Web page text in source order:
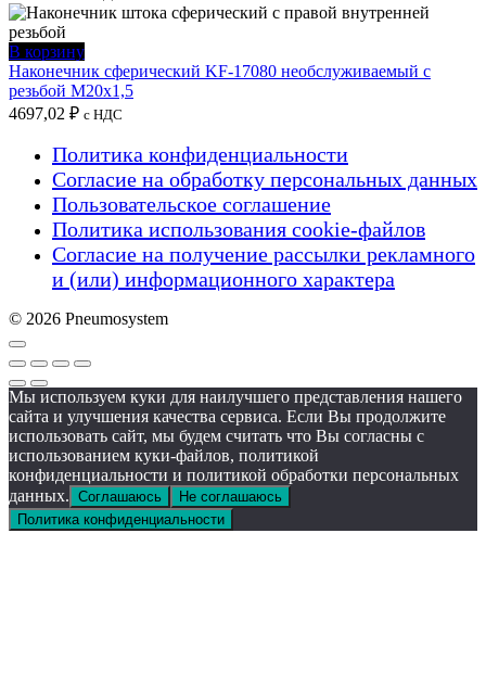
В корзину
Наконечник сферический KF-17080 необслуживаемый с
резьбой M20x1,5
4697,02 ₽ с НДС
Политика конфиденциальности
Согласие на обработку персональных данных
Пользовательское соглашение
Политика использования cookie-файлов
Согласие на получение рассылки рекламного
и (или) информационного характера
© 2026 Pneumosystem
Мы используем куки для наилучшего представления нашего
сайта и улучшения качества сервиса. Если Вы продолжите
использовать сайт, мы будем считать что Вы согласны с
использованием куки-файлов, политикой
конфиденциальности и политикой обработки персональных
данных. Соглашаюсь
Не соглашаюсь
Политика конфиденциальности